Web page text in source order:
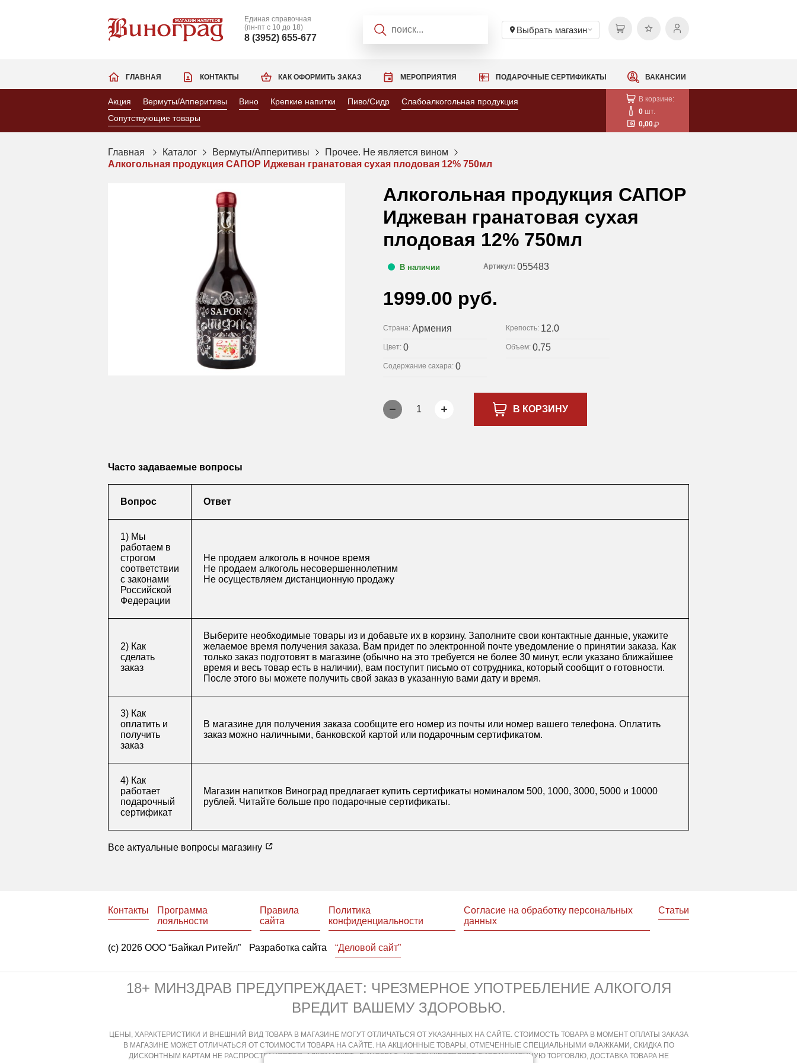
Единая справочная
(пн-пт с 10 до 18)
8 (3952) 655-677
Выбрать магазин
КАК ОФОРМИТЬ ЗАКАЗ МЕРОПРИЯТИЯ ПОДАРОЧНЫЕ СЕРТИФИКАТЫ ВАКАНСИИ
ГЛАВНАЯ КОНТАКТЫ
Акция Вермуты/Апперитивы Вино Крепкие напитки Пиво/Сидр
Слабоалкогольная продукция
Сопутствующие товары
В корзине:
0 шт.
0,00
Главная Каталог Вермуты/Апперитивы
Прочее. Не является вином
Алкогольная продукция САПОР Иджеван гранатовая сухая плодовая 12% 750мл
Алкогольная продукция САПОР
Иджеван гранатовая сухая
плодовая 12% 750мл
В наличии Артикул: 055483
1999.00 руб.
Страна: Армения Крепость: 12.0
Цвет: 0 Объем: 0.75
Содержание сахара: 0
1 В КОРЗИНУ
Часто задаваемые вопросы
Вопрос Ответ
1) Мы
работаем в
строгом
соответствии
с законами
Российской
Федерации
Не продаем алкоголь в ночное время
Не продаем алкоголь несовершеннолетним
Не осуществляем дистанционную продажу
2) Как
сделать
заказ
Выберите необходимые товары из и добавьте их в корзину. Заполните свои контактные данные, укажите
желаемое время получения заказа. Вам придет по электронной почте уведомление о принятии заказа. Как
только заказ подготовят в магазине (обычно на это требуется не более 30 минут, если указано ближайшее
время и весь товар есть в наличии), вам поступит письмо от сотрудника, который сообщит о готовности.
После этого вы можете получить свой заказ в указанную вами дату и время.
3) Как
оплатить и
получить
заказ
В магазине для получения заказа сообщите его номер из почты или номер вашего телефона. Оплатить
заказ можно наличными, банковской картой или подарочным сертификатом.
4) Как
работает
подарочный
сертификат
Магазин напитков Виноград предлагает купить сертификаты номиналом 500, 1000, 3000, 5000 и 10000
рублей. Читайте больше про подарочные сертификаты.
Все актуальные вопросы магазину
Контакты
Программа
лояльности
Правила
сайта
Политика
конфиденциальности
Согласие на обработку персональных
данных
Статьи
(с) 2026 ООО “Байкал Ритейл” Разработка сайта “Деловой сайт”
18+ МИНЗДРАВ ПРЕДУПРЕЖДАЕТ: ЧРЕЗМЕРНОЕ УПОТРЕБЛЕНИЕ АЛКОГОЛЯ
ВРЕДИТ ВАШЕМУ ЗДОРОВЬЮ.
ЦЕНЫ, ХАРАКТЕРИСТИКИ И ВНЕШНИЙ ВИД ТОВАРА В МАГАЗИНЕ МОГУТ ОТЛИЧАТЬСЯ ОТ УКАЗАННЫХ НА САЙТЕ. СТОИМОСТЬ ТОВАРА В МОМЕНТ ОПЛАТЫ ЗАКАЗА
В МАГАЗИНЕ МОЖЕТ ОТЛИЧАТЬСЯ ОТ СТОИМОСТИ ТОВАРА НА САЙТЕ. НА АКЦИОННЫЕ ТОВАРЫ, ОТМЕЧЕННЫЕ СПЕЦИАЛЬНЫМИ ФЛАЖКАМИ, СКИДКА ПО
ДИСКОНТНЫМ КАРТАМ НЕ РАСПРОСТРАНЯЕТСЯ. АЛКОМАРКЕТ «ВИНОГРАД» НЕ ОСУЩЕСТВЛЯЕТ ДИСТАНЦИОННУЮ ТОРГОВЛЮ, ДОСТАВКА ТОВАРА НЕ